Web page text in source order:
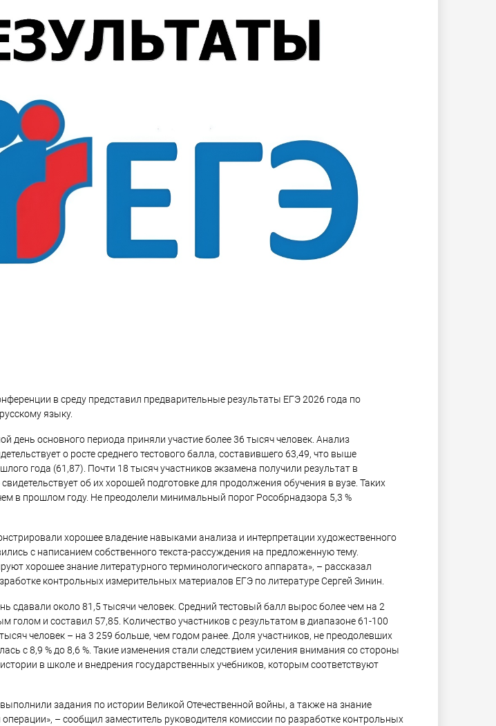
в среду представил предварительные результаты ЕГЭ 2026 года по
языку.
день основного периода приняли участие более 36 тысяч человек. Анализ
о росте среднего тестового балла, составившего 63,49, что выше
года (61,87). Почти 18 тысяч участников экзамена получили результат в
об их хорошей подготовке для продолжения обучения в вузе. Таких
в прошлом году. Не преодолели минимальный порог Рособрнадзора 5,3 %
хорошее владение навыками анализа и интерпретации художественного
с написанием собственного текста-рассуждения на предложенную тему.
хорошее знание литературного терминологического аппарата», – рассказал
контрольных измерительных материалов ЕГЭ по литературе Сергей Зинин.
сдавали около 81,5 тысячи человек. Средний тестовый балл вырос более чем на 2
голом и составил 57,85. Количество участников с результатом в диапазоне 61-100
человек – на 3 259 больше, чем годом ранее. Доля участников, не преодолевших
с 8,9 % до 8,6 %. Такие изменения стали следствием усиления внимания со стороны
в школе и внедрения государственных учебников, которым соответствуют
задания по истории Великой Отечественной войны, а также на знание
– сообщил заместитель руководителя комиссии по разработке контрольных